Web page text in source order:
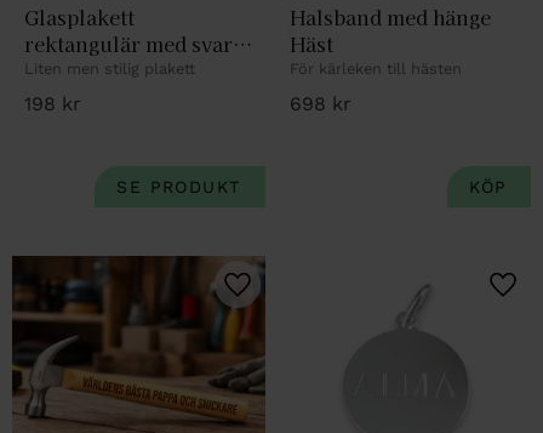
Glasplakett
rektangulär med svart
fot. H. 8,5cm
Liten men stilig plakett
198 kr
Halsband med hänge
Häst
För kärleken till hästen
698 kr
Lägg till i favoriter